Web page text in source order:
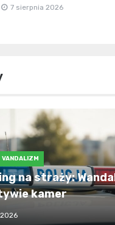
7 sierpnia 2026
VANDALIZM
na straży:
kamer